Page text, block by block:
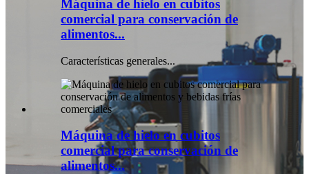
Máquina de hielo en cubitos
comercial para conservación de
alimentos...
Características generales...
Máquina de hielo en cubitos
comercial para conservación de
alimentos...